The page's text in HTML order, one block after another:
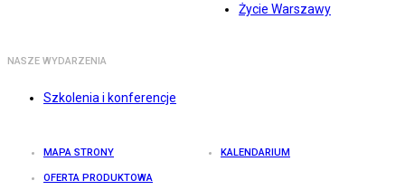
Życie Warszawy
NASZE WYDARZENIA
Szkolenia i konferencje
MAPA STRONY KALENDARIUM
OFERTA PRODUKTOWA